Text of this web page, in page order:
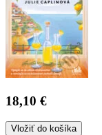
18,10 €
Vložiť do košíka